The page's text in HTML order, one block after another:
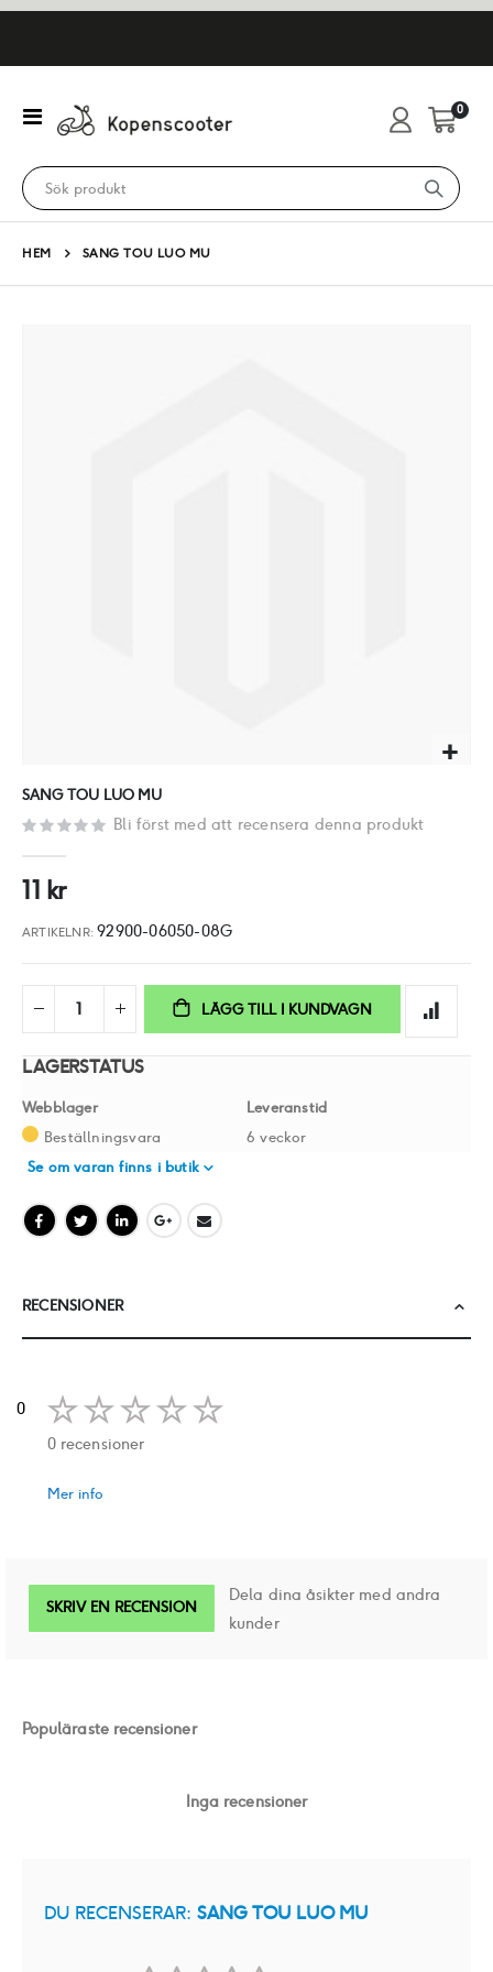
Växla
Nav
Cart
0
HEM SANG TOU LUO MU
början
bildgalleriet
SANG TOU LUO MU
Bli först med att recensera denna produkt
11 kr
ARTIKELNR 92900-06050-08G
LÄGG TILL I KUNDVAGN
LAGERSTATUS
Webblager
Leveranstid
Beställningsvara
6 veckor
Se om varan finns i butik
RECENSIONER
0
0 recensioner
Mer info
SKRIV EN RECENSION
Dela dina åsikter med andra
kunder
Populäraste recensioner
Inga recensioner
DU RECENSERAR: SANG TOU LUO MU